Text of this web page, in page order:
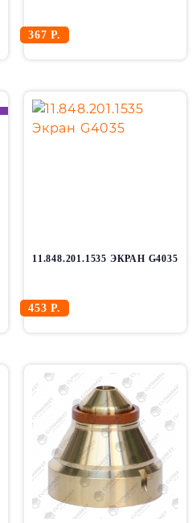
367 Р.
11.848.201.1535 ЭКРАН G4035
453 Р.